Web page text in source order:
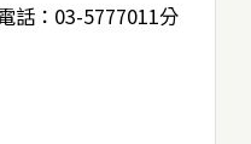
話：03-5777011分